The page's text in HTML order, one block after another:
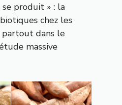
se produit » : la
chez les
dans le
massive